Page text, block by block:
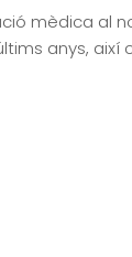
mèdica al
anys,